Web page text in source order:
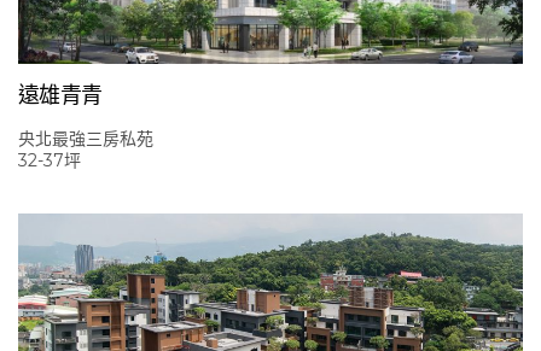
遠雄青青
央北最強三房私苑
32-37坪